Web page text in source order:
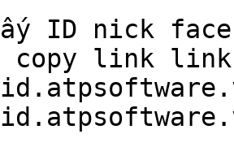
ID nick
copy link